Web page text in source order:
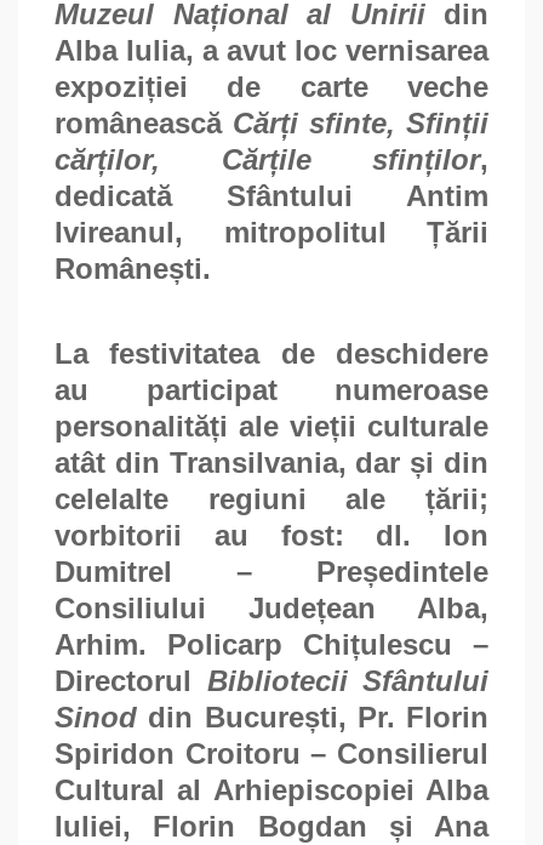
Muzeul Național al Unirii din
Alba Iulia, a avut loc vernisarea
expoziției de carte veche
românească Cărți sfinte, Sfinții
cărților, Cărțile sfinților,
dedicată Sfântului Antim
Ivireanul, mitropolitul Țării
Românești.
La festivitatea de deschidere
au participat numeroase
personalități ale vieții culturale
atât din Transilvania, dar și din
celelalte regiuni ale țării;
vorbitorii au fost: dl. Ion
Dumitrel – Președintele
Consiliului Județean Alba,
Arhim. Policarp Chițulescu –
Directorul Bibliotecii Sfântului
Sinod din București, Pr. Florin
Spiridon Croitoru – Consilierul
Cultural al Arhiepiscopiei Alba
Iuliei, Florin Bogdan și Ana